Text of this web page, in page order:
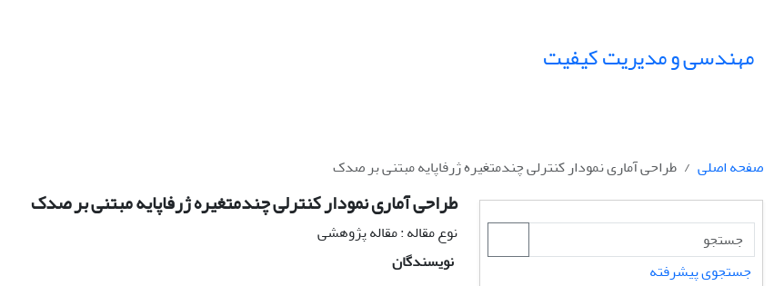
مهندسی و مدیریت کیفیت
صفحه اصلی طراحی آماری نمودار کنترلی چندمتغیره ژرفا‏پایه مبتنی بر صدک
طراحی آماری نمودار کنترلی چندمتغیره ژرفا‏پایه مبتنی بر صدک
نوع مقاله : مقاله پژوهشی
نویسندگان
جستجوی پیشرفته